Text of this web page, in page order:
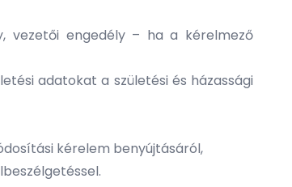
vezetői engedély – ha a kérelmező
adatokat a születési és házassági
kérelem benyújtásáról,